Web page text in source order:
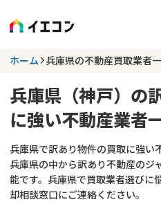
訳あり物件に強い業者
兵庫県
更新日 :2026年07月31日
業者を探す
ホーム 兵庫県の不動産買取業者
兵庫県（神戸）の
に強い不動産業者
兵庫県で訳あり物件の買取に強い
兵庫県の中から訳あり不動産のジ
能です。兵庫県で買取業者選びに
却相談窓口にご連絡ください。